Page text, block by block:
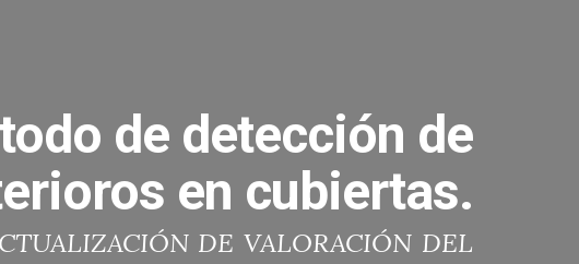
de detección de
en cubiertas.
DE VALORACIÓN DEL